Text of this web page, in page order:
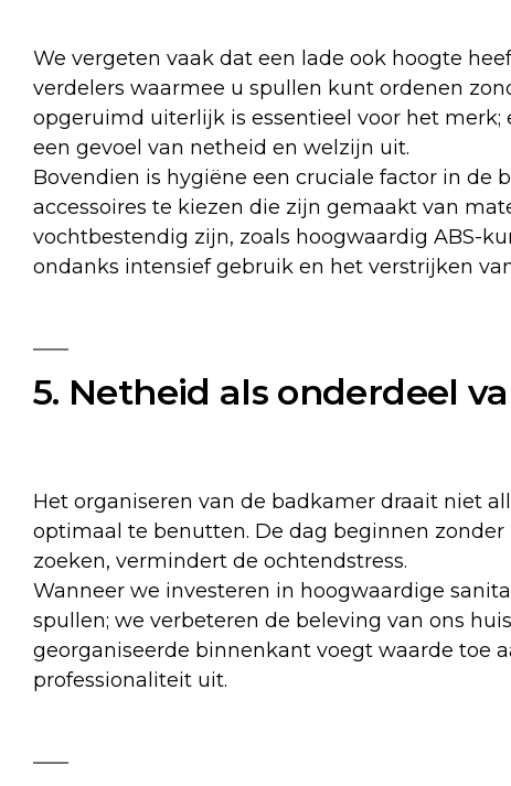
We vergeten vaak dat een lade ook hoogte
verdelers waarmee u spullen kunt ordenen
opgeruimd uiterlijk is essentieel voor het
een gevoel van netheid en welzijn uit.
Bovendien is hygiëne een cruciale factor in de
accessoires te kiezen die zijn gemaakt van
vochtbestendig zijn, zoals hoogwaardig ABS-
ondanks intensief gebruik en het verstrijken
5. Netheid als onderdeel
Het organiseren van de badkamer draait niet
optimaal te benutten. De dag beginnen
zoeken, vermindert de ochtendstress.
Wanneer we investeren in hoogwaardige
spullen; we verbeteren de beleving van ons
georganiseerde binnenkant voegt waarde toe
professionaliteit uit.